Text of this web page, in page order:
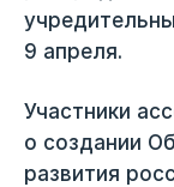
9 апреля.
Участники
о создании
развития